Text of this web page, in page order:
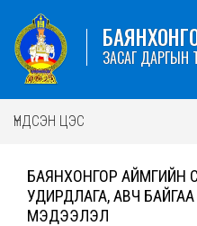
ЗАСАГ ДАРГЫН
ҮНДСЭН ЦЭС
БАЯНХОНГОР АЙМГИЙН
УДИРДЛАГА, АВЧ
МЭДЭЭЛЭЛ